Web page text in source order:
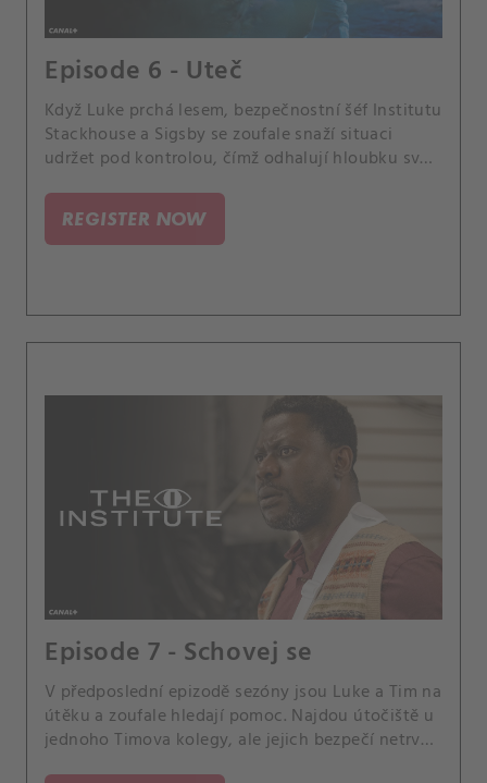
Episode 6 - Uteč
Když Luke prchá lesem, bezpečnostní šéf Institutu
Stackhouse a Sigsby se zoufale snaží situaci
udržet pod kontrolou, čímž odhalují hloubku své
největší zvrat teprve přijde.
REGISTER NOW
Episode 7 - Schovej se
V předposlední epizodě sezóny jsou Luke a Tim na
útěku a zoufale hledají pomoc. Najdou útočiště u
jednoho Timova kolegy, ale jejich bezpečí netrvá